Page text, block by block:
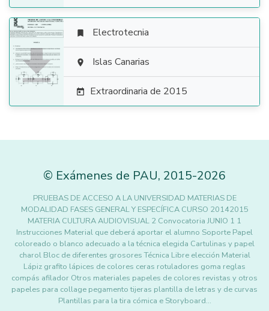

 Electrotecnia
 Islas Canarias
 Extraordinaria de 2015
© Exámenes de PAU, 2015-2026
PRUEBAS DE ACCESO A LA UNIVERSIDAD MATERIAS DE
MODALIDAD FASES GENERAL Y ESPECÍFICA CURSO 20142015
MATERIA CULTURA AUDIOVISUAL 2 Convocatoria JUNIO 1 1
Instrucciones Material que deberá aportar el alumno Soporte Papel
coloreado o blanco adecuado a la técnica elegida Cartulinas y papel
charol Bloc de diferentes grosores Técnica Libre elección Material
Lápiz grafito lápices de colores ceras rotuladores goma reglas
compás afilador Otros materiales papeles de colores revistas y otros
papeles para collage pegamento tijeras plantilla de letras y de curvas
Plantillas para la tira cómica e Storyboard…